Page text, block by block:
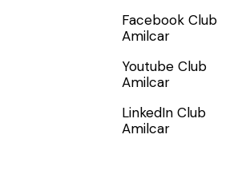
Facebook Club
Amilcar
Youtube Club
Amilcar
LinkedIn Club
Amilcar